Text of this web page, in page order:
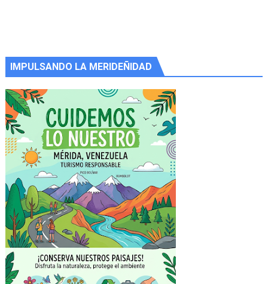
IMPULSANDO LA MERIDEÑIDAD